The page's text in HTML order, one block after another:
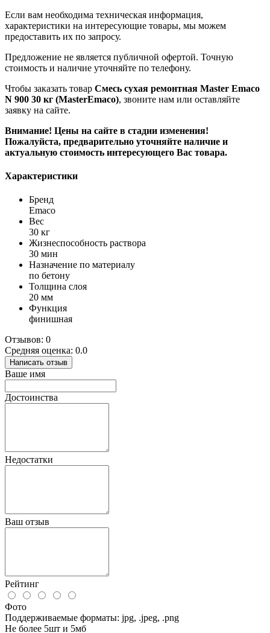
Если вам необходима техническая информация,
характеристики на интересующие товары, мы можем
предоставить их по запросу.
Предложение не является публичной офертой. Точную
стоимость и наличие уточняйте по телефону.
Чтобы заказать товар Смесь сухая ремонтная Master Emaco
N 900 30 кг (MasterEmaco), звоните нам или оставляйте
заявку на сайте.
Внимание! Цены на сайте в стадии изменения!
Пожалуйста, предварительно уточняйте наличие и
актуальную стоимость интересующего Вас товара.
Характеристики
Бренд
Emaco
Вес
30 кг
Жизнеспособность раствора
30 мин
Назначение по материалу
по бетону
Толщина слоя
20 мм
Функция
финишная
Отзывов: 0
Средняя оценка: 0.0
Написать отзыв
Ваше имя
Достоинства
Недостатки
Ваш отзыв
Рейтинг
Фото
Поддерживаемые форматы: jpg, .jpeg, .png
Не более 5шт и 5мб